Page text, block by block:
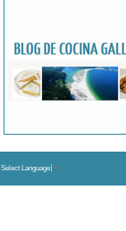
Select Language ▼